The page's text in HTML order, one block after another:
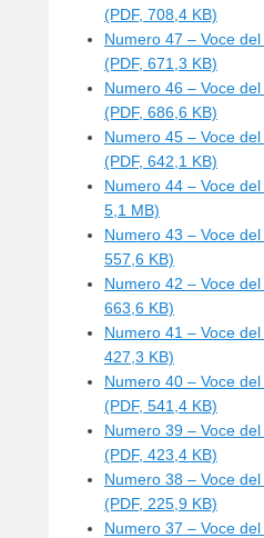
(PDF, 708,4 KB)
Numero 47 – Voce
(PDF, 671,3 KB)
Numero 46 – Voce
(PDF, 686,6 KB)
Numero 45 – Voce
(PDF, 642,1 KB)
Numero 44 – Voce
5,1 MB)
Numero 43 – Voce
557,6 KB)
Numero 42 – Voce
663,6 KB)
Numero 41 – Voce
427,3 KB)
Numero 40 – Voce
(PDF, 541,4 KB)
Numero 39 – Voce
(PDF, 423,4 KB)
Numero 38 – Voce
(PDF, 225,9 KB)
Numero 37 – Voce